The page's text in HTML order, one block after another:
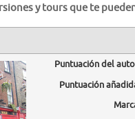
y tours que te
Puntuación del
Puntuación